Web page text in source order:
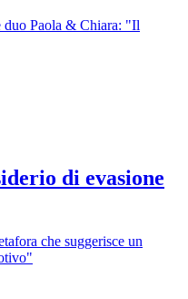
duo Paola & Chiara: "Il
di evasione
che suggerisce un